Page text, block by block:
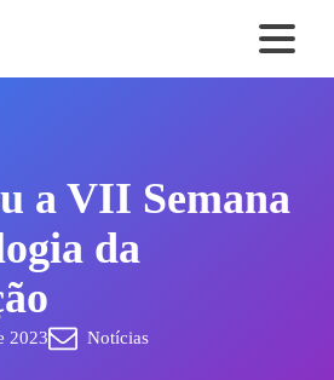
a VII Semana
da
2023 Notícias